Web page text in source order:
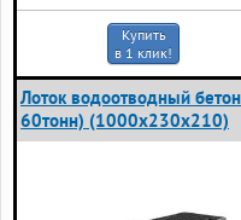
Купить
в 1 клик!
Лоток водоотводный
60тонн) (1000x230x210)